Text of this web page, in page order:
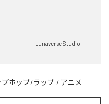
Lunaverse Studio
プホップ/ラップ / アニメ